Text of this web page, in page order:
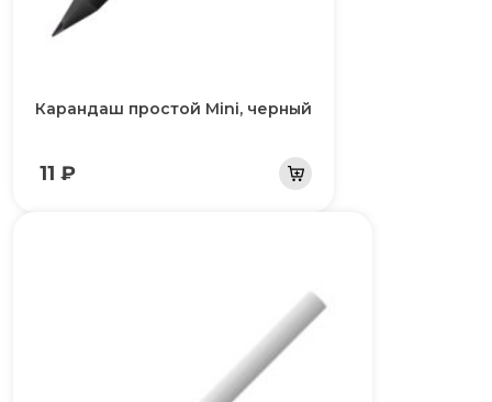
Карандаш простой Mini, черный
11 ₽